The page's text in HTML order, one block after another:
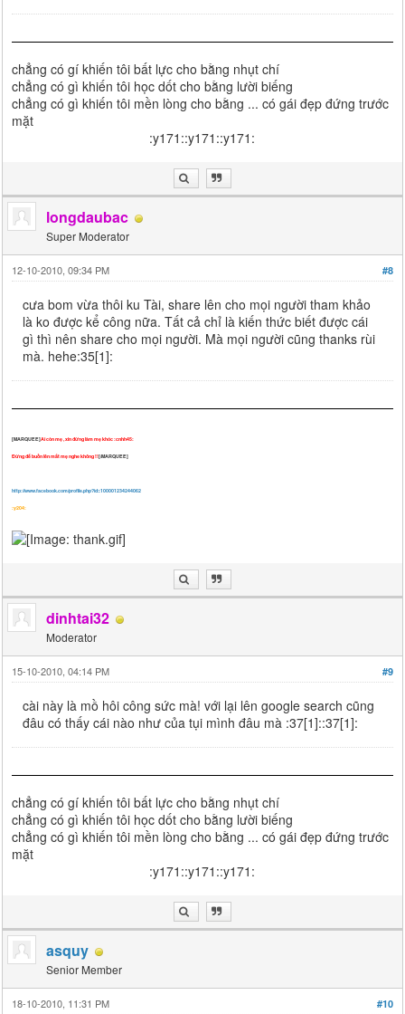
chẳng có gí khiến tôi bất lực cho bằng nhụt chí
chẳng có gì khiến tôi học dốt cho bằng lười biếng
chẳng có gì khiến tôi mền lòng cho bằng ... có gái đẹp đứng trước
mặt
:y171::y171::y171:
longdaubac
Super Moderator
#8
12-10-2010, 09:34 PM
cưa bom vừa thôi ku Tài, share lên cho mọi người tham khảo
là ko được kể công nữa. Tất cả chỉ là kiến thức biết được cái
gì thì nên share cho mọi người. Mà mọi người cũng thanks rùi
mà. hehe:35[1]:
[MARQUEE]Ai còn mẹ , xin đừng làm mẹ khóc :cnhh45:
Đừng để buồn lên mắt mẹ nghe không !![/MARQUEE]
http://www.facebook.com/profile.php?id=100001234244062
:y204:
dinhtai32
Moderator
#9
15-10-2010, 04:14 PM
cài này là mồ hôi công sức mà! với lại lên google search cũng
đâu có thấy cái nào như của tụi mình đâu mà :37[1]::37[1]:
chẳng có gí khiến tôi bất lực cho bằng nhụt chí
chẳng có gì khiến tôi học dốt cho bằng lười biếng
chẳng có gì khiến tôi mền lòng cho bằng ... có gái đẹp đứng trước
mặt
:y171::y171::y171:
asquy
Senior Member
#10
18-10-2010, 11:31 PM